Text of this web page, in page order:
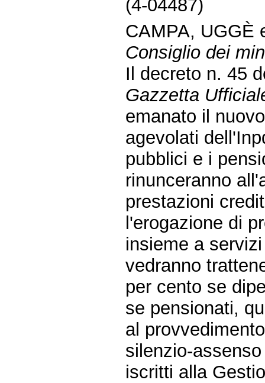
(4-04487)
CAMPA, UGGÈ
Consiglio dei
Il decreto n. 45
Gazzetta
emanato il
agevolati
pubblici e i
rinunceranno
prestazioni
l'erogazione di
insieme a
vedranno
per cento se
se pensionati,
al
silenzio-
iscritti alla